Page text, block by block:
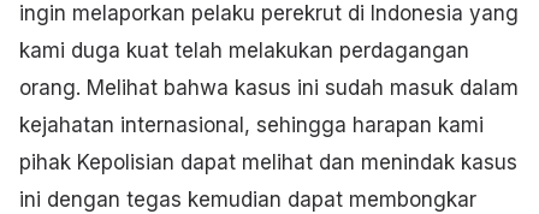
ingin melaporkan pelaku perekrut di Indonesia yang
kami duga kuat telah melakukan perdagangan
orang. Melihat bahwa kasus ini sudah masuk dalam
kejahatan internasional, sehingga harapan kami
pihak Kepolisian dapat melihat dan menindak kasus
ini dengan tegas kemudian dapat membongkar